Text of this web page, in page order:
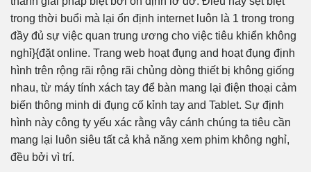
trong thời buổi mà lại ổn định internet luôn là 1 trong trong
đầy đủ sự việc quan trung ương cho việc tiêu khiển không
nghỉ}{đặt online. Trang web hoạt đụng and hoạt đụng định
hình trên rộng rãi rộng rãi chủng dòng thiết bị không giống
nhau, từ máy tính xách tay để bàn mang lại điện thoại cảm
biến thông minh di đụng cố kỉnh tay and Tablet. Sự định
hình này công ty yếu xác rằng vây cánh chúng ta tiêu cần
mang lại luôn siêu tất cả khả năng xem phim không nghỉ,
đều bởi vì trí.